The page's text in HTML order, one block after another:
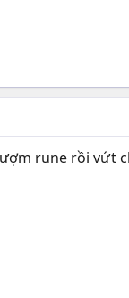
rune rồi vứt